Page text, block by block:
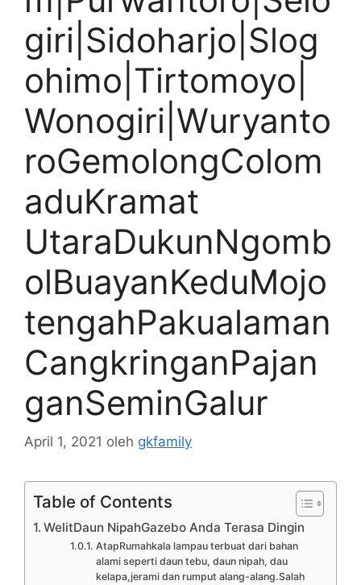
giri|Sidoharjo|Slog
ohimo|Tirtomoyo|
Wonogiri|Wuryanto
roGemolongColom
aduKramat
UtaraDukunNgomb
olBuayanKeduMojo
tengahPakualaman
CangkringanPajan
ganSeminGalur
April 1, 2021 oleh gkfamily
Table of Contents
WelitDaun NipahGazebo Anda Terasa Dingin
AtapRumahkala lampau terbuat dari bahan
alami seperti daun tebu, daun nipah, dau
kelapa,jerami dan rumput alang-alang.Salah